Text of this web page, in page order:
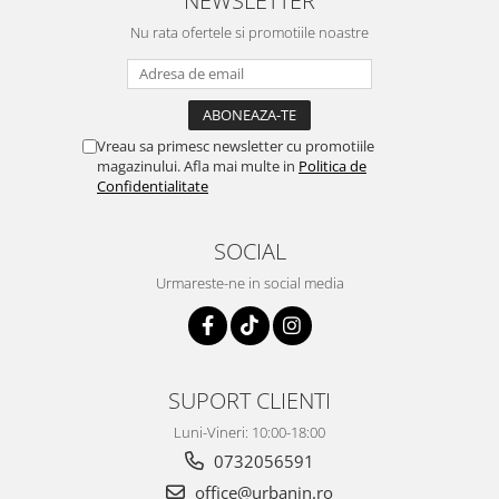
Nu rata ofertele si promotiile noastre
Vreau sa primesc newsletter cu promotiile
magazinului. Afla mai multe in Politica de
Confidentialitate
SOCIAL
Urmareste-ne in social media
SUPORT CLIENTI
Luni-Vineri: 10:00-18:00
0732056591
office@urbanin.ro